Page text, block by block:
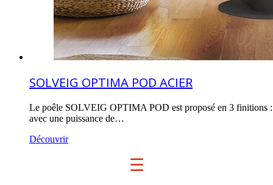
SOLVEIG OPTIMA POD ACIER
Le poêle SOLVEIG OPTIMA POD est proposé en 3 finitions :
avec une puissance de…
Découvrir
☰